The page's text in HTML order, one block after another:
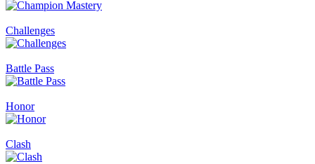
Challenges
Battle Pass
Honor
Clash